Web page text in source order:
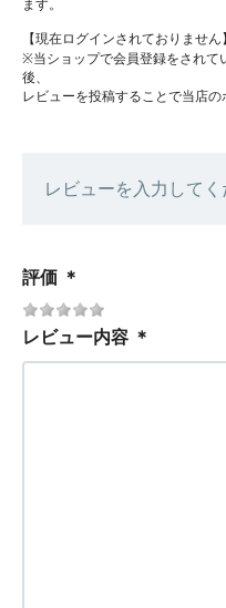
ます。
【現在ログインされておりません】
※当ショップで会員登録をされて
後、
レビューを投稿することで当店の
レビューを入力してく
評価 ＊
レビュー内容 ＊